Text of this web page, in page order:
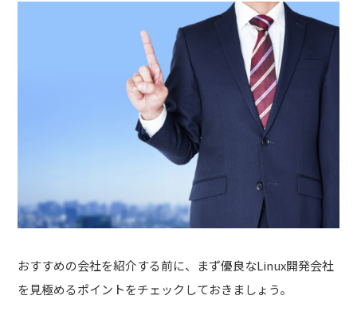
おすすめの会社を紹介する前に、まず優良なLinux開発会社
を見極めるポイントをチェックしておきましょう。